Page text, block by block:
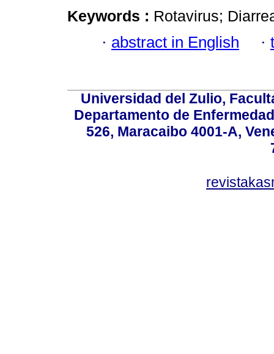
Keywords : Rotavirus;
· abstract in English ·
Universidad del Zulio,
Departamento de
526, Maracaibo 4001-A,